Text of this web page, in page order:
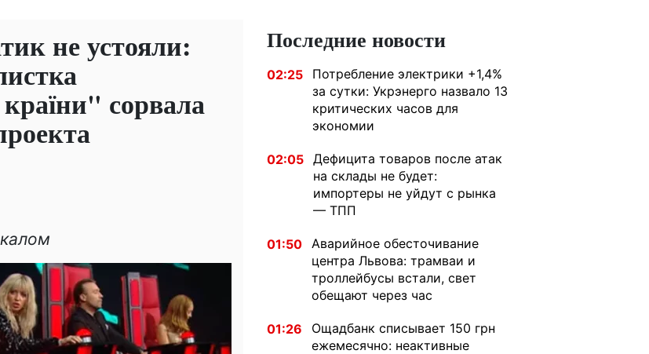
не устояли:
сорвала
Последние новости
02:25
Потребление электрики +1,4%
за сутки: Укрэнерго назвало 13
критических часов для
экономии
02:05 Дефицита товаров после атак
на склады не будет:
импортеры не уйдут с рынка
— ТПП
01:50 Аварийное обесточивание
центра Львова: трамваи и
троллейбусы встали, свет
обещают через час
01:26
Ощадбанк списывает 150 грн
ежемесячно: неактивные